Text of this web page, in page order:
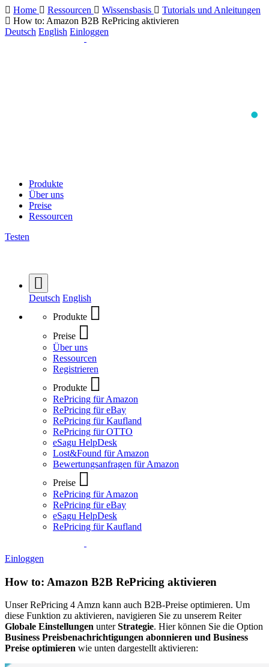
Home Ressourcen Wissensbasis
Tutorials und Anleitungen
How to: Amazon B2B RePricing aktivieren
Deutsch English Einloggen
Produkte
Über uns
Preise
Ressourcen
Testen
Deutsch English
Produkte
Preise
Über uns
Ressourcen
Registrieren
Produkte
RePricing für Amazon
RePricing für eBay
RePricing für Kaufland
RePricing für OTTO
eSagu HelpDesk
Lost&Found für Amazon
Bewertungsanfragen für Amazon
Preise
RePricing für Amazon
RePricing für eBay
eSagu HelpDesk
RePricing für Kaufland
Einloggen
How to: Amazon B2B RePricing aktivieren
Unser RePricing 4 Amzn kann auch B2B-Preise optimieren. Um
diese Funktion zu aktivieren, navigieren Sie zu unserem Reiter
Globale Einstellungen unterStrategie. Hier können Sie die Option
Business Preisbenachrichtigungen abonnieren und Business
Preise optimieren wie unten dargestellt aktivieren: